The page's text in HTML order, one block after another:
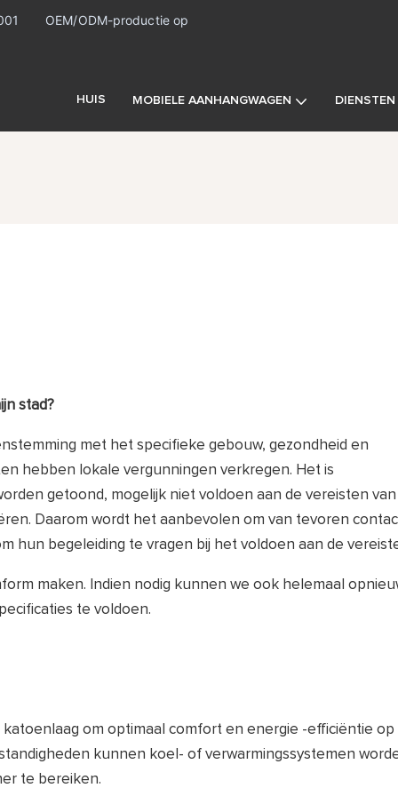
OEM/ODM-productie op
HUIS MOBIELE AANHANGWAGEN DIENSTEN
stad?
met het specifieke gebouw, gezondheid en
hebben lokale vergunningen verkregen. Het is
getoond, mogelijk niet voldoen aan de vereisten
Daarom wordt het aanbevolen om van tevoren
hun begeleiding te vragen bij het voldoen aan de
maken. Indien nodig kunnen we ook helemaal
te voldoen.
om optimaal comfort en energie -efficiëntie op
kunnen koel- of verwarmingssystemen
te bereiken.